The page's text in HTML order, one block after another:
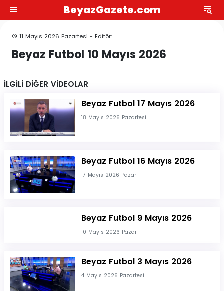
BeyazGazete.com
11 Mayıs 2026 Pazartesi - Editör:
Beyaz Futbol 10 Mayıs 2026
İLGİLİ DİĞER VİDEOLAR
Beyaz Futbol 17 Mayıs 2026
18 Mayıs 2026 Pazartesi
Beyaz Futbol 16 Mayıs 2026
17 Mayıs 2026 Pazar
Beyaz Futbol 9 Mayıs 2026
10 Mayıs 2026 Pazar
Beyaz Futbol 3 Mayıs 2026
4 Mayıs 2026 Pazartesi